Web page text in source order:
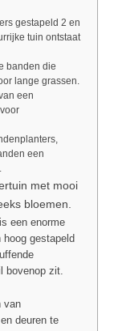
gestapeld 2 en
tuin ontstaat
banden die
lange grassen.
een
een
met mooi
bloemen.
een enorme
hoog gestapeld
bovenop zit.
van
deuren te